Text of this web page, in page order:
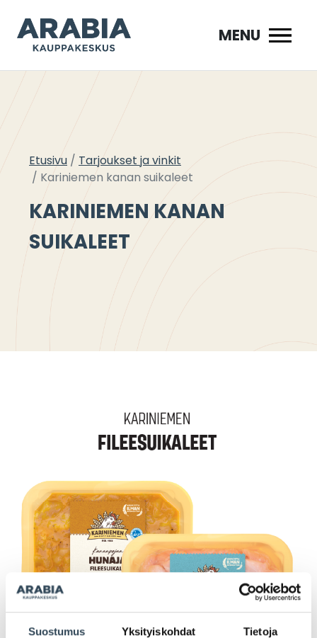
Suostumus Yksityiskohdat Tietoja
sisältöön
MENU
Etusivu
Tarjoukset ja vinkit
Kariniemen kanan suikaleet
KARINIEMEN KANAN
SUIKALEET